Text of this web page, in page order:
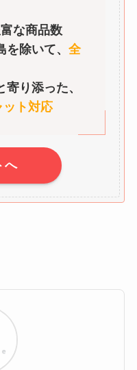
な商品数
除いて、 全
り添った、
ト対応
へ